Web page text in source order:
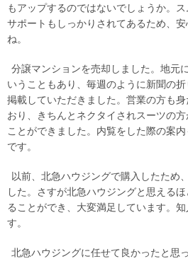
もアップするのではないでしょうか。
サポートもしっかりされてあるため、
ね。
分譲マンションを売却しました。地元
いうこともあり、毎週のように新聞の
掲載していただきました。営業の方も
おり、きちんとネクタイされスーツの
ことができました。内覧をした際の案
です。
以前、北急ハウジングで購入したため
した。さすが北急ハウジングと思える
ることができ、大変満足しています。
す。
北急ハウジングに任せて良かったと思